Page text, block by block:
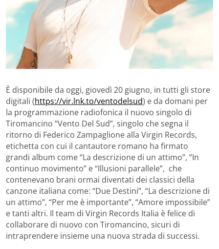
È disponibile da oggi, giovedì 20 giugno, in tutti gli store
digitali (https://vir.lnk.to/ventodelsud) e da domani per
la programmazione radiofonica il nuovo singolo di
Tiromancino “Vento Del Sud”, singolo che segna il
ritorno di Federico Zampaglione alla Virgin Records,
etichetta con cui il cantautore romano ha firmato
grandi album come “La descrizione di un attimo”, “In
continuo movimento” e “Illusioni parallele”, che
contenevano brani ormai diventati dei classici della
canzone italiana come: “Due Destini”, “La descrizione di
un attimo”, “Per me è importante”, “Amore impossibile”
e tanti altri. Il team di Virgin Records Italia è felice di
collaborare di nuovo con Tiromancino, sicuri di
intraprendere insieme una nuova strada di successi.